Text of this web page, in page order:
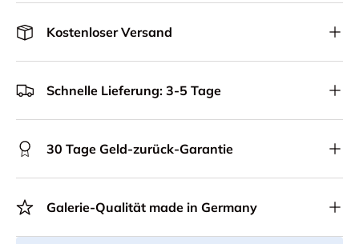
Kostenloser Versand
Schnelle Lieferung: 3-5 Tage
30 Tage Geld-zurück-Garantie
Galerie-Qualität made in Germany